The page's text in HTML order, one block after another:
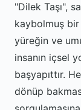
"Dilek Taşı",
kaybolmuş
yüreğin ve
insanın içsel
başyapıttır.
dönüp